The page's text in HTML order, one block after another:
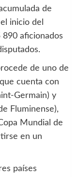
de
inicio del
aficionados
de uno de
cuenta con
Germain) y
Fluminense),
Mundial de
en un
países